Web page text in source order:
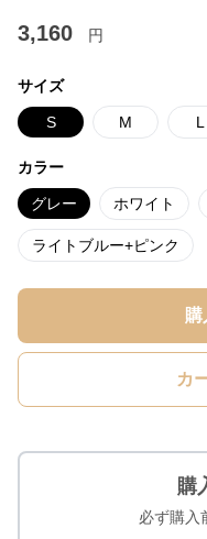
3,160 円
サイズ
S M L
カラー
グレー ホワイト
ライトブルー+ピンク
カ
購
必ず購入